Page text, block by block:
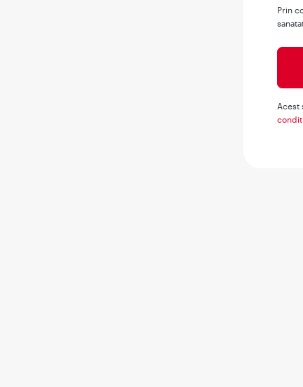
Prin
Acest